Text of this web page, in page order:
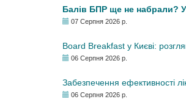
Балів БПР ще не набрали?
07 Серпня 2026 р.
Board Breakfast у Києві:
06 Серпня 2026 р.
Забезпечення ефективності
06 Серпня 2026 р.